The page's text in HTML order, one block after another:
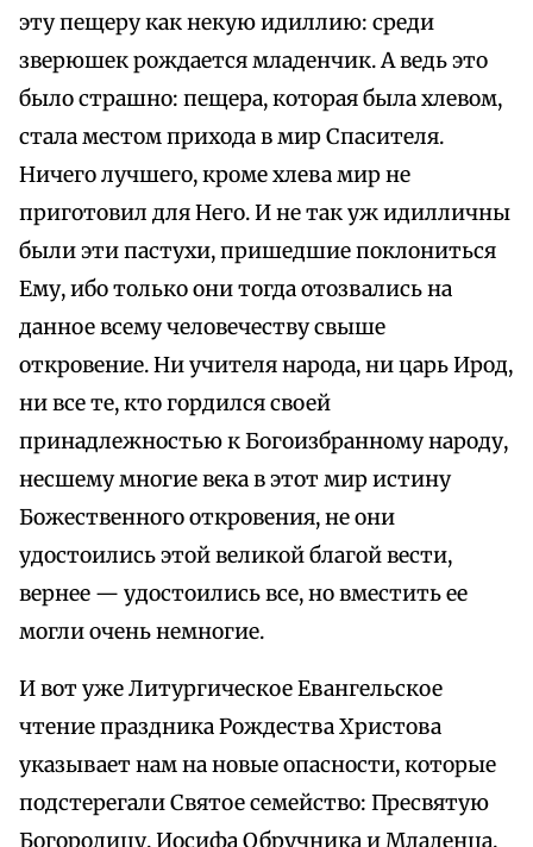
эту пещеру как некую идиллию: среди
зверюшек рождается младенчик. А ведь это
было страшно: пещера, которая была хлевом,
стала местом прихода в мир Спасителя.
Ничего лучшего, кроме хлева мир не
приготовил для Него. И не так уж идилличны
были эти пастухи, пришедшие поклониться
Ему, ибо только они тогда отозвались на
данное всему человечеству свыше
откровение. Ни учителя народа, ни царь Ирод,
ни все те, кто гордился своей
принадлежностью к Богоизбранному народу,
несшему многие века в этот мир истину
Божественного откровения, не они
удостоились этой великой благой вести,
вернее — удостоились все, но вместить ее
могли очень немногие.
И вот уже Литургическое Евангельское
чтение праздника Рождества Христова
указывает нам на новые опасности, которые
подстерегали Святое семейство: Пресвятую
Богородицу, Иосифа Обручника и Младенца.